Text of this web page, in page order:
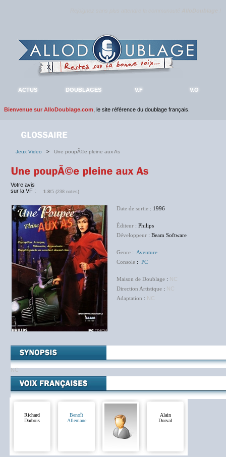
ACTUS DOUBLAGES V.F V.O
Bienvenue sur AlloDoublage.com , le site référence du doublage français.
Jeux Video > Une poupÃ©e pleine aux As
Votre avis
sur la VF :
1.8/5 (238 notes)
Date de sortie : 1996
Éditeur : Philips
Développeur : Beam Software
Genre : Aventure
Console : PC
Maison de Doublage : NC
Direction Artistique : NC
Adaptation : NC
NC
Richard
Darbois
Benoît
Allemane
Alain
Dorval